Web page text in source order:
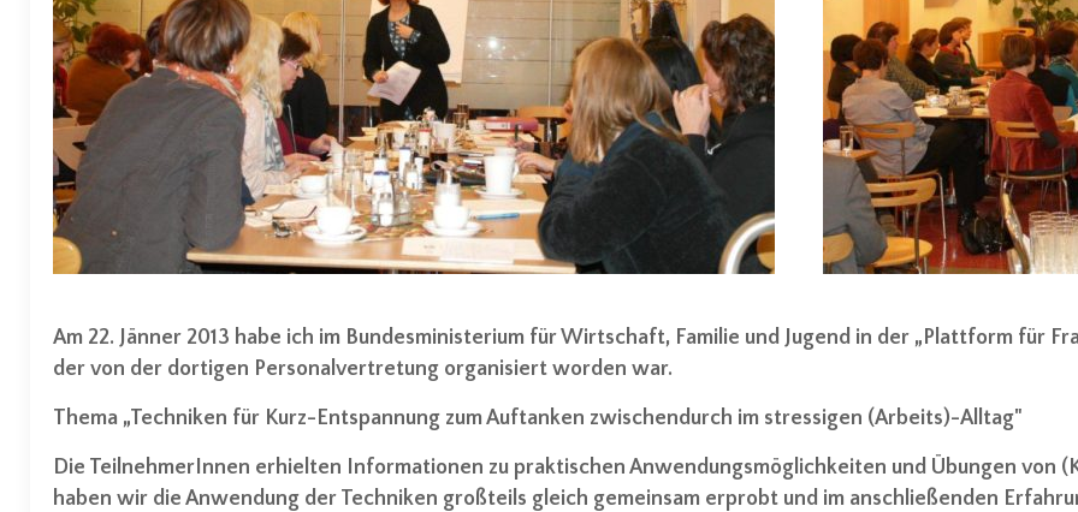
Am 22. Jänner 2013 habe ich im Bundesministerium für Wirtschaft, Familie und Jugend in der „Plattform für
der von der dortigen Personalvertretung organisiert worden war.
Thema „Techniken für Kurz-Entspannung zum Auftanken zwischendurch im stressigen (Arbeits)-Alltag"
Die TeilnehmerInnen erhielten Informationen zu praktischen Anwendungsmöglichkeiten und Übungen von
haben wir die Anwendung der Techniken großteils gleich gemeinsam erprobt und im anschließenden